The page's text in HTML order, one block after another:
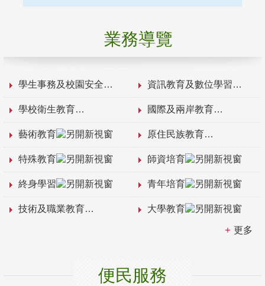
業務導覽
學生事務及校園安全 資訊教育及數位學習
學校衛生教育 國際及兩岸教育
藝術教育 原住民族教育
特殊教育 師資培育
終身學習 青年培育
技術及職業教育 大學教育
更多
便民服務